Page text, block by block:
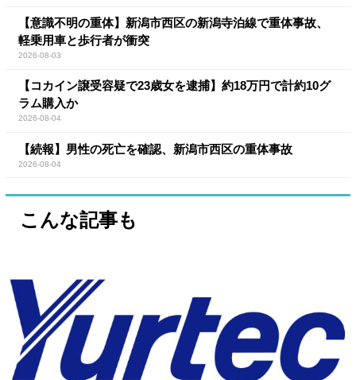
【意識不明の重体】新潟市西区の新潟寺泊線で重体事故、
軽乗用車と歩行者が衝突
2026-08-03
【コカイン譲受容疑で23歳女を逮捕】約18万円で計約10グ
ラム購入か
2026-08-04
【続報】男性の死亡を確認、新潟市西区の重体事故
2026-08-04
こんな記事も